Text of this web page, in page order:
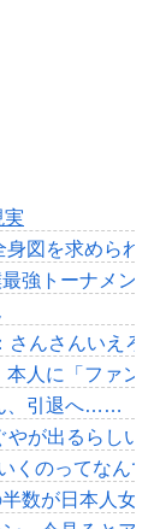
実
身図を求めら
強トーナメン
さんさんいえろ
本人に「ファン
、引退へ……
やが出るらしいけ
くのってなんで
数が日本人女性